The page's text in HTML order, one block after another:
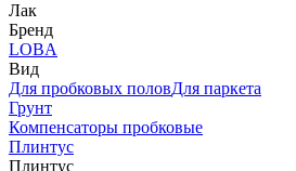
Лак
Бренд
LOBA
Вид
Для пробковых половДля паркета
Грунт
Компенсаторы пробковые
Плинтус
Плинтус